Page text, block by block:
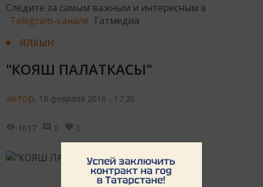
Следите за самым важным и интересным в
Telegram-канале Татмедиа
ЯЛКЫН
"КОЯШ ПАЛАТКАСЫ"
автор, 18 февраля 2016 - 17:20
1017 0 0